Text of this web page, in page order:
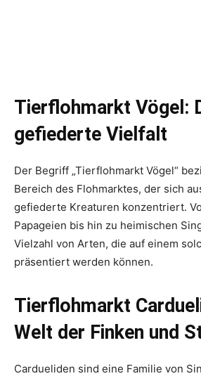
Tierflohmarkt Vögel:
gefiederte Vielfalt
Der Begriff „Tierflohmarkt Vögel“
Bereich des Flohmarktes, der sich
gefiederte Kreaturen konzentriert.
Papageien bis hin zu heimischen
Vielzahl von Arten, die auf einem
präsentiert werden können.
Tierflohmarkt
Welt der Finken und
Cardueliden sind eine Familie von